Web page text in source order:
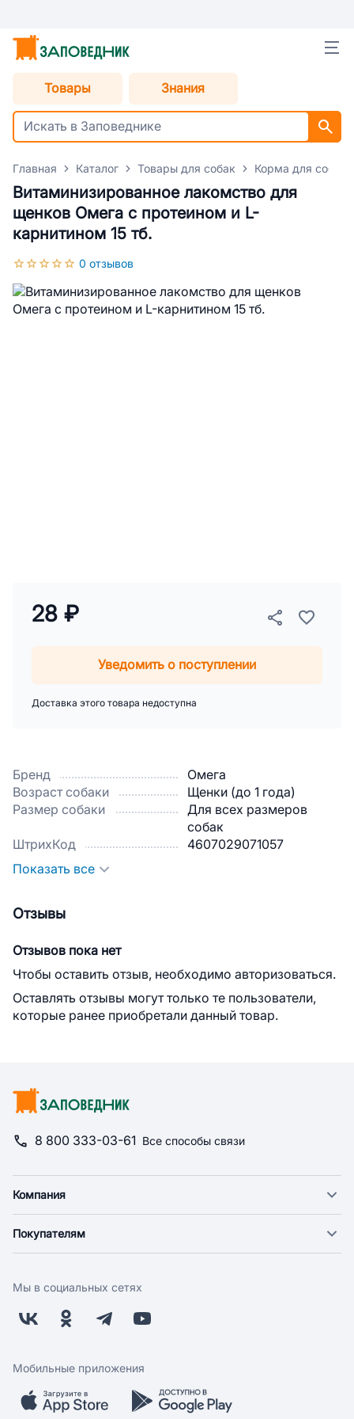
Товары Знания
Главная Каталог Товары для собак Корма для собак
Витаминизированное лакомство для
щенков Омега с протеином и L-
карнитином 15 тб.
0 отзывов
Бренд
Омега
Возраст собаки
Щенки (до 1 года)
Размер собаки
Для всех размеров
собак
ШтрихКод
4607029071057
Показать все
28 ₽
Уведомить о поступлении
Доставка этого товара недоступна
Отзывы
Отзывов пока нет
Чтобы оставить отзыв, необходимо авторизоваться.
Оставлять отзывы могут только те пользователи,
которые ранее приобретали данный товар.
8 800 333-03-61 Все способы связи
Компания
Новости
Поставщикам
Заводчикам
Обратная связь
Покупателям
Оплата
Бонусная программа
Скидки и акции
Мобильное приложение
Мы в социальных сетях
Мобильные приложения